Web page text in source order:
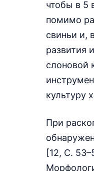
чтобы в 5
помимо
свиньи и,
развития
слоновой
культуру
При
[12, С.